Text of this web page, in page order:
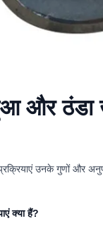
और ठंडा
उनके गुणों और
क्या हैं?